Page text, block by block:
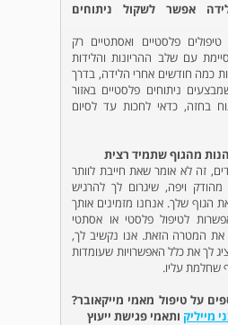
אפשר לשקול ניתוחים
פלסטיים ואסתטיים רק
עם שלב ההריונות והלידות
כמה חודשים אחרי הלידה, בדרך
ניתוחים פלסטיים באזור
בחזה, כדאי לחכות עד לסיום
מהגוף שתמיד רצית
זה לא אומר שאת חייבת לוותר
ויפה, שיגרום לך להרגיש
הגוף שלך. אנחנו מזמינים אותך
לטיפול פלסטי או אסתטי
את המטרה הזאת. אנו נקשיב לך,
לך את כלל האפשרויות שעומדות
שחלמת עליו.
על טיפול מאמי מייקאובר?
מייליק ותאמי פגישת ייעוץ